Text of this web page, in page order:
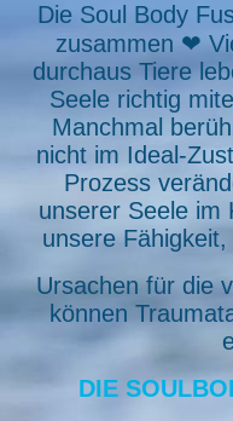
Die Soul Body
zusammen ❤
durchaus Tiere
Seele richtig
Manchmal
nicht im Ideal-
Prozess
unserer Seele im
unsere
Ursachen für die
können
DIE